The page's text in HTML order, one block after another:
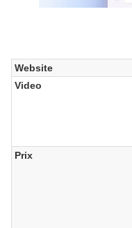
Website
Video
Prix